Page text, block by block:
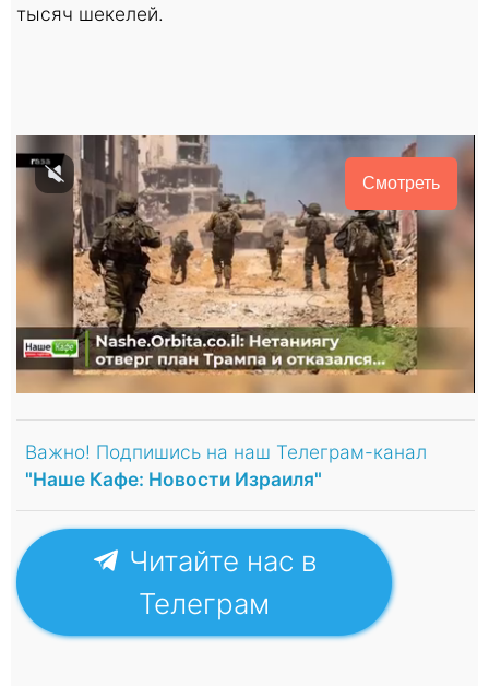
тысяч шекелей.
Смотреть
Важно! Подпишись на наш Телеграм-канал
"Наше Кафе: Новости Израиля"
Читайте нас в
Телеграм